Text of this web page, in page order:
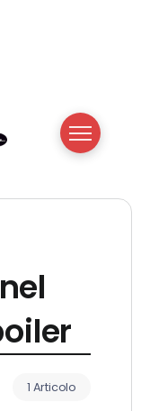
1 Articolo